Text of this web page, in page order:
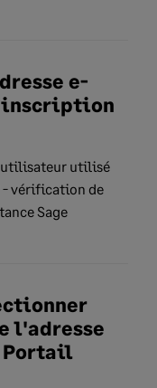
e-
utilisé
- vérification de
Sage
l'adresse
Portail